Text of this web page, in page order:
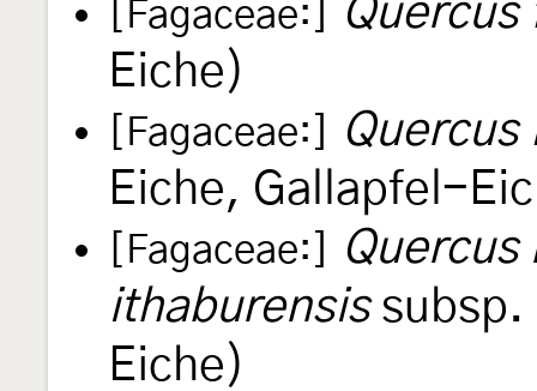
[Fagaceae:]
Quercus
Eiche)
[Fagaceae:]
Quercus
Eiche, Gallapfel-
[Fagaceae:]
Quercus
ithaburensissubsp.
Eiche)